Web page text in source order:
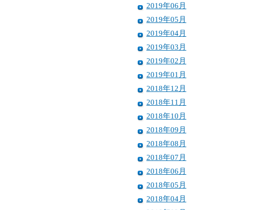
2019年06月
2019年05月
2019年04月
2019年03月
2019年02月
2019年01月
2018年12月
2018年11月
2018年10月
2018年09月
2018年08月
2018年07月
2018年06月
2018年05月
2018年04月